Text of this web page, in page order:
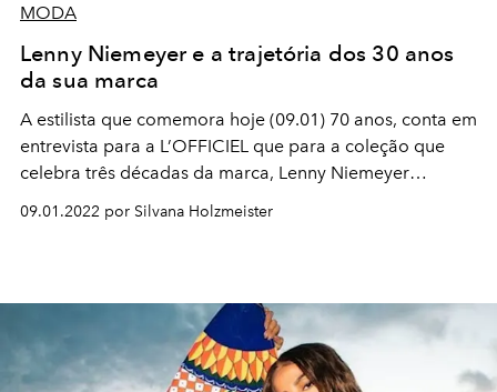
MODA
Lenny Niemeyer e a trajetória dos 30 anos
da sua marca
A estilista que comemora hoje (09.01) 70 anos, conta em
entrevista para a L’OFFICIEL que para a coleção que
celebra três décadas da marca, Lenny Niemeyer
para o futuro.
09.01.2022 por Silvana Holzmeister